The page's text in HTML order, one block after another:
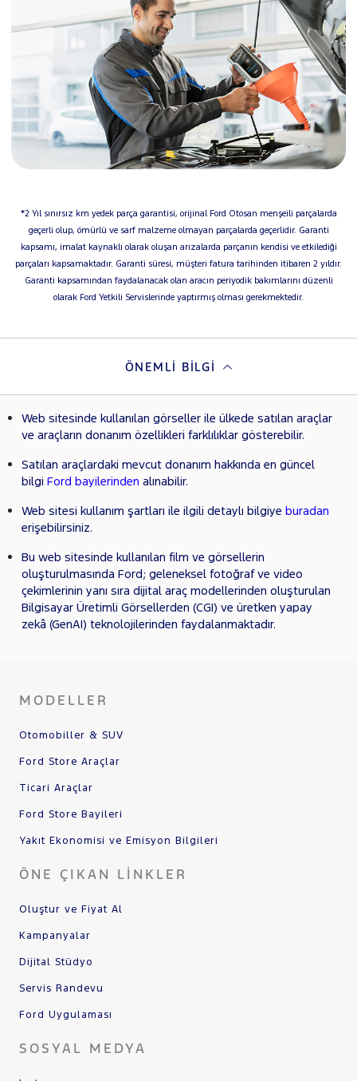
*2 Yıl sınırsız km yedek parça garantisi, orijinal Ford Otosan menşeili parçalarda
geçerli olup, ömürlü ve sarf malzeme olmayan parçalarda geçerlidir. Garanti
kapsamı, imalat kaynaklı olarak oluşan arızalarda parçanın kendisi ve etkilediği
parçaları kapsamaktadır. Garanti süresi, müşteri fatura tarihinden itibaren 2 yıldır.
Garanti kapsamından faydalanacak olan aracın periyodik bakımlarını düzenli
olarak Ford Yetkili Servislerinde yaptırmış olması gerekmektedir.
ÖNEMLI BILGI
Web sitesinde kullanılan görseller ile ülkede satılan araçlar
ve araçların donanım özellikleri farklılıklar gösterebilir.
Satılan araçlardaki mevcut donanım hakkında en güncel
bilgi Ford bayilerinden alınabilir.
Web sitesi kullanım şartları ile ilgili detaylı bilgiye buradan
erişebilirsiniz.
Bu web sitesinde kullanılan film ve görsellerin
oluşturulmasında Ford; geleneksel fotoğraf ve video
çekimlerinin yanı sıra dijital araç modellerinden oluşturulan
Bilgisayar Üretimli Görsellerden (CGI) ve üretken yapay
zekâ (GenAI) teknolojilerinden faydalanmaktadır.
MODELLER
Otomobiller & SUV
Ford Store Araçlar
Ticari Araçlar
Ford Store Bayileri
Yakıt Ekonomisi ve Emisyon Bilgileri
ÖNE ÇIKAN LINKLER
Oluştur ve Fiyat Al
Kampanyalar
Dijital Stüdyo
Servis Randevu
Ford Uygulaması
SOSYAL MEDYA